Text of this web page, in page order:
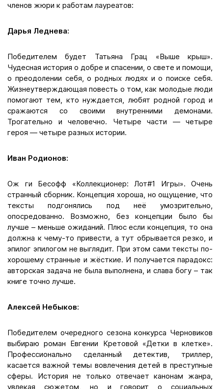
членов жюри к работам лауреатов:
Дарья Леднева:
Победителем будет Татьяна Грац «Выше крыш».
Чудесная история о добре и спасении, о свете и помощи,
о преодолении себя, о родных людях и о поиске себя.
Жизнеутверждающая повесть о том, как молодые люди
помогают тем, кто нуждается, любят родной город и
сражаются со своими внутренними демонами.
Трогательно и человечно. Четыре части — четыре
героя — четыре разных истории.
Иван Родионов:
Ож ги Бесофф «Коллекционер: Лот#1 Игры». Очень
странный сборник. Концепция хороша, но ощущение, что
тексты подгонялись под неё умозрительно,
опосредованно. Возможно, без концепции было бы
лучше – меньше ожиданий. Плюс если концепция, то она
должна к чему-то привести, а тут обрывается резко, и
эпилог эпилогом не выглядит. При этом сами тексты по-
хорошему странные и жёсткие. И получается парадокс:
авторская задача не была выполнена, и слава богу – так
книге точно лучше.
Алексей Небыков:
Победителем очередного сезона конкурса Черновиков
выбираю роман Евгении Кретовой «Детки в клетке».
Профессионально сделанный детектив, триллер,
касается важной темы вовлечения детей в преступные
сферы. История не только отвечает канонам жанра,
увлекая сюжетом, но и говорит о социальных